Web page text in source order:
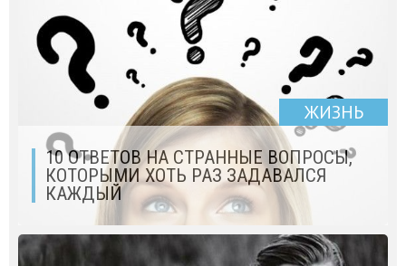
ЖИЗНЬ
10 ОТВЕТОВ НА СТРАННЫЕ ВОПРОСЫ,
КОТОРЫМИ ХОТЬ РАЗ ЗАДАВАЛСЯ
КАЖДЫЙ